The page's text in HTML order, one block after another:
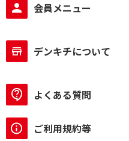
会員メニュー
デンキチについて
よくある質問
ご利用規約等